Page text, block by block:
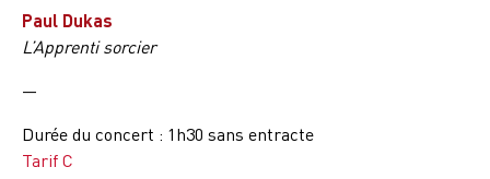
Paul Dukas
L’Apprenti sorcier
—
Durée du concert : 1h30 sans entracte
Tarif C